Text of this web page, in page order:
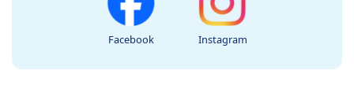
Facebook Instagram